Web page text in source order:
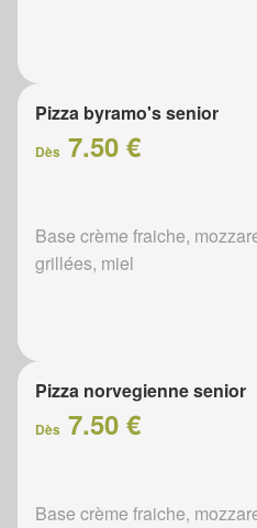
Pizza byramo's senior
Dès 7.50 €
Base crème fraiche,
grillées, miel
Pizza norvegienne senior
Dès 7.50 €
Base crème fraiche,